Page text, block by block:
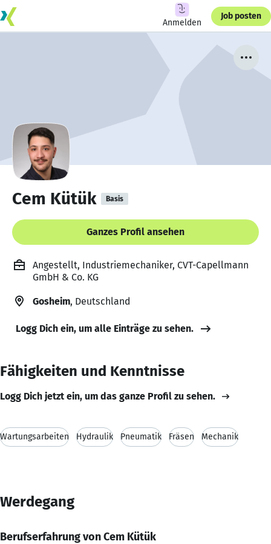
Anmelden
Job posten
Cem Kütük Basis
Ganzes Profil ansehen
Angestellt, Industriemechaniker, CVT-Capellmann
GmbH & Co. KG
Gosheim, Deutschland
Logg Dich ein, um alle Einträge zu sehen.
Fähigkeiten und Kenntnisse
Logg Dich jetzt ein, um das ganze Profil zu sehen.
Wartungsarbeiten Hydraulik Pneumatik Fräsen Mechanik
Werdegang
Berufserfahrung von Cem Kütük